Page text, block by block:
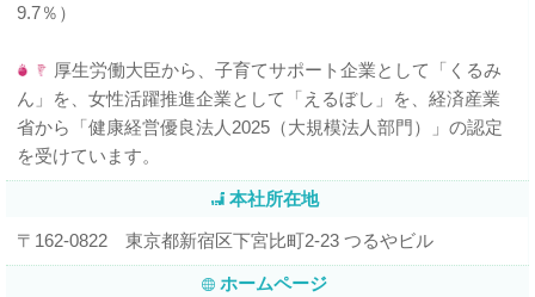
9.7％）
厚生労働大臣から、子育てサポート企業として「くるみ
ん」を、女性活躍推進企業として「えるぼし」を、経済産業
省から「健康経営優良法人2025（大規模法人部門）」の認定
を受けています。
本社所在地
〒162-0822 東京都新宿区下宮比町2-23 つるやビル
ホームページ